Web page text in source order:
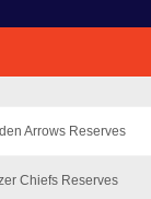
Arrows Reserves
Chiefs Reserves